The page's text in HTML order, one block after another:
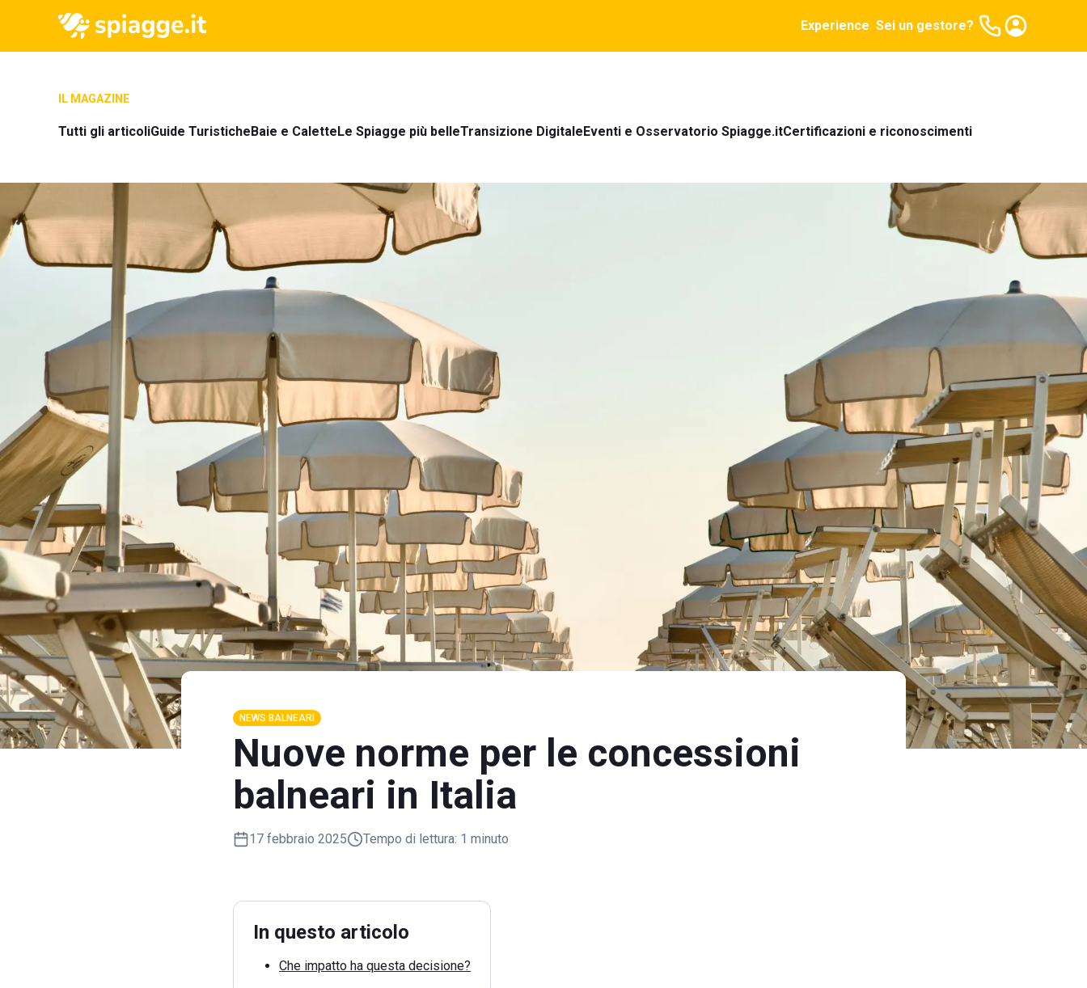
Experience Sei un gestore?
IL MAGAZINE
Tutti gli articoliGuide TuristicheBaie e CaletteLe Spiagge più belleTransizione DigitaleEventi e Osservatorio Spiagge.itCertificazioni e riconoscimenti
NEWS BALNEARI
Nuove norme per le concessioni
balneari in Italia
17 febbraio 2025 Tempo di lettura: 1 minuto
In questo articolo
Che impatto ha questa decisione?